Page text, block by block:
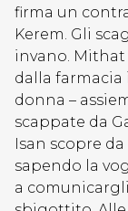
firma un
Kerem. Gli
invano. Mithat
dalla farmacia
donna –
scappate da
Isan scopre
sapendo la
a